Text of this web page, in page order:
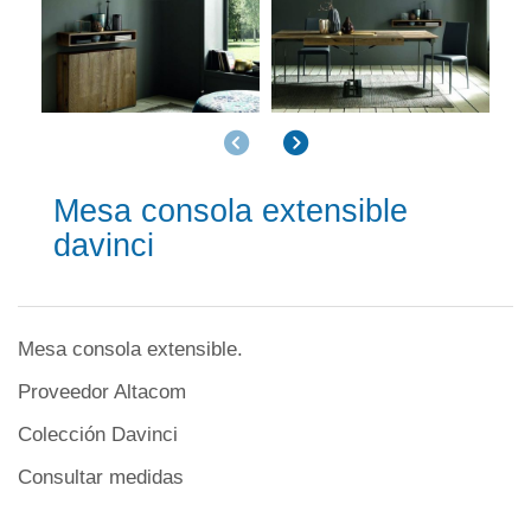
AnteriorSiguiente
Mesa consola extensible
davinci
Mesa consola extensible.
Proveedor Altacom
Colección Davinci
Consultar medidas